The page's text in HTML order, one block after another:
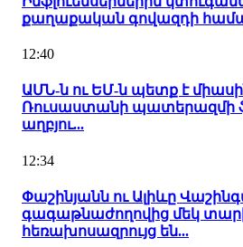
քաղաքական գովազդի
12:40
ԱՄՆ-ն ու ԵՄ-ն պետք է
Ռուսաստանի պատերազմի
աղբյու...
12:34
Փաշինյանն ու Ալիևը
գագաթնաժողովից մեկ
հեռախոսազրույց են...